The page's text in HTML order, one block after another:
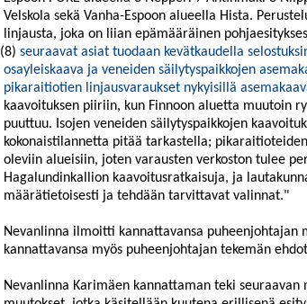
Velskola sekä Vanha-Espoon alueella Hista.
linjausta, joka on liian epämääräinen
(8)seuraavat asiat tuodaan kevätkaudella
osayleiskaava ja veneiden säilytyspaikkojen
pikaraitiotien linjausvaraukset nykyisillä
kaavoituksen piiriin, kun Finnoon aluetta muutoin
puuttuu. Isojen veneiden säilytyspaikkojen
kokonaistilannetta pitää tarkastella;
oleviin alueisiin, joten varausten verkoston tulee
Hagalundinkallionkaavoitusratkaisuja, ja
määrätietoisesti ja tehdään tarvittavat valinnat."
Nevanlinna ilmoitti kannattavansa
kannattavansa myös puheenjohtajan tekemän
Nevanlinna Karimäen kannattaman teki seuraavan